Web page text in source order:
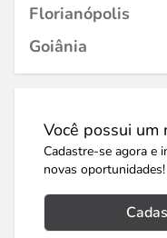
Florianópolis
Goiânia
Você possui um
Cadastre-se agora e
novas oportunidades!